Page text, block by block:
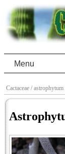
Menu
Cactaceae / astrophytum